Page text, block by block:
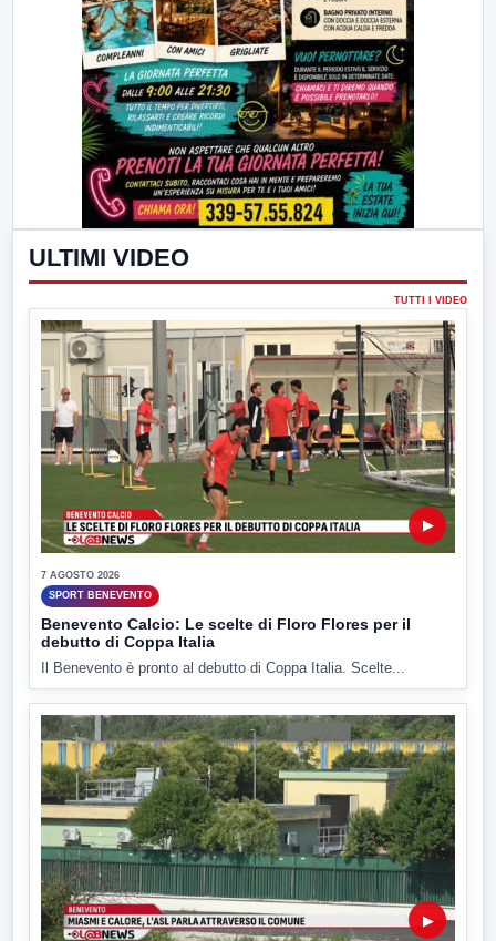
ULTIMI VIDEO
TUTTI I VIDEO
▶
7 AGOSTO 2026
SPORT BENEVENTO
Benevento Calcio: Le scelte di Floro Flores per il
debutto di Coppa Italia
Il Benevento è pronto al debutto di Coppa Italia. Scelte...
▶